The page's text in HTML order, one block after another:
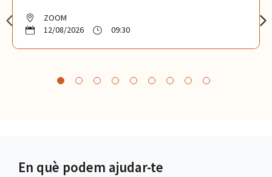
ZOOM
12/08/2026
09:30
En què podem ajudar-te